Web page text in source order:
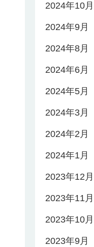
2024年10月
2024年9月
2024年8月
2024年6月
2024年5月
2024年3月
2024年2月
2024年1月
2023年12月
2023年11月
2023年10月
2023年9月